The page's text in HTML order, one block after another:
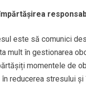
este să comunici
mult în gestionarea
momentele de
reducerea stresului